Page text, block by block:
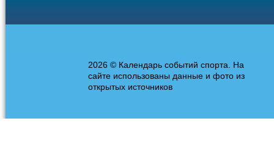
2026 © Календарь событий спорта. На
сайте использованы данные и фото из
открытых источников